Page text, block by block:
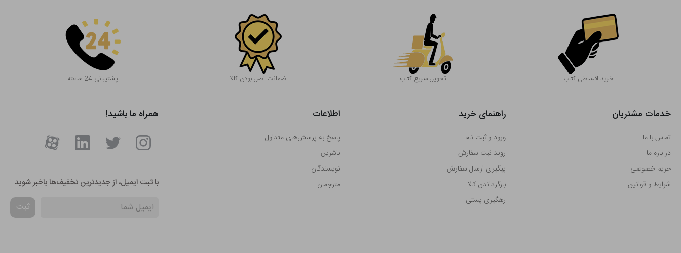
خرید اقساطی کتاب تحویل سریع کتاب ضمانت اصل بودن کالا پشتيباني 24 ساعته
خدمات مشتریان
تماس با ما
در باره ما
حریم خصوصی
شرایط و قوانین
راهنمای خرید
ورود و ثبت نام
روند ثبت سفارش
پیگیری ارسال سفارش
بازگرداندن کالا
رهگیری پستی
اطلاعات
پاسخ به پرسش‌های متداول
ناشرین
نویسندگان
مترجمان
همراه ما باشید!
با ثبت ایمیل، از جدید‌ترین تخفیف‌ها با‌خبر شوید
ثبت